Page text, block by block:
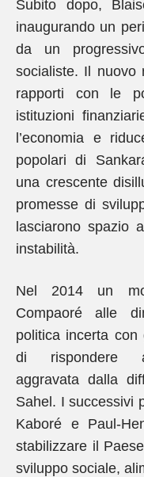
Subito dopo,
inaugurando un
da un
socialiste. Il nuovo
rapporti con le
istituzioni
l’economia e
popolari di
una crescente
promesse di
lasciarono spazio
instabilità.
Nel 2014 un
Compaoré alle
politica incerta
di rispondere
aggravata dalla
Sahel. I successivi
Kaboré e Paul-
stabilizzare il
sviluppo sociale,